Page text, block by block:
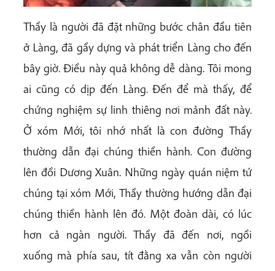
Thầy là người đã đặt những bước chân đầu tiên
ở Làng, đã gầy dựng và phát triển Làng cho đến
bây giờ. Điều này quả không dễ dàng. Tôi mong
ai cũng có dịp đến Làng. Đến để mà thấy, để
chứng nghiệm sự linh thiêng nơi mảnh đất này.
Ở xóm Mới, tôi nhớ nhất là con đường Thầy
thường dẫn đại chúng thiền hành. Con đường
lên đồi Dương Xuân. Những ngày quán niệm tứ
chúng tại xóm Mới, Thầy thường hướng dẫn đại
chúng thiền hành lên đó. Một đoàn dài, có lúc
hơn cả ngàn người. Thầy đã đến nơi, ngồi
xuống mà phía sau, tít đằng xa vẫn còn người